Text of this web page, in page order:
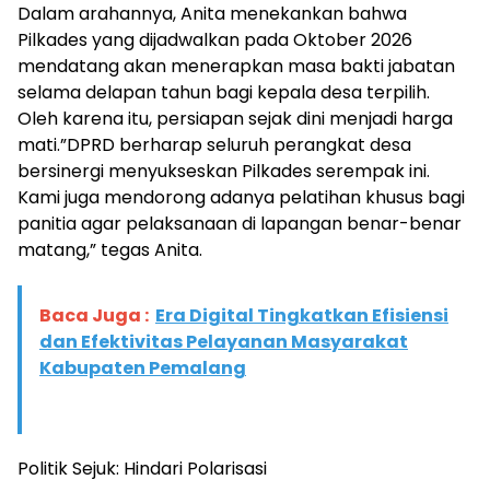
​Dalam arahannya, Anita menekankan bahwa
Pilkades yang dijadwalkan pada Oktober 2026
mendatang akan menerapkan masa bakti jabatan
selama delapan tahun bagi kepala desa terpilih.
Oleh karena itu, persiapan sejak dini menjadi harga
mati.”DPRD berharap seluruh perangkat desa
bersinergi menyukseskan Pilkades serempak ini.
Kami juga mendorong adanya pelatihan khusus bagi
panitia agar pelaksanaan di lapangan benar-benar
matang,” tegas Anita.
Baca Juga : Era Digital Tingkatkan Efisiensi
dan Efektivitas Pelayanan Masyarakat
Kabupaten Pemalang
​Politik Sejuk: Hindari Polarisasi